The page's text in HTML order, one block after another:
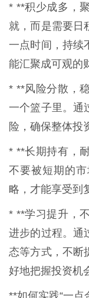
* **积少成多，
就，而是需要日
一点时间，持续
能汇聚成可观的
* **风险分散，
一个篮子里。通
险，确保整体投
* **长期持有，
不要被短期的
略，才能享受到
* **学习提升，
进步的过程。通
态等方式，不断
好地把握投资机
**如何实践“一点